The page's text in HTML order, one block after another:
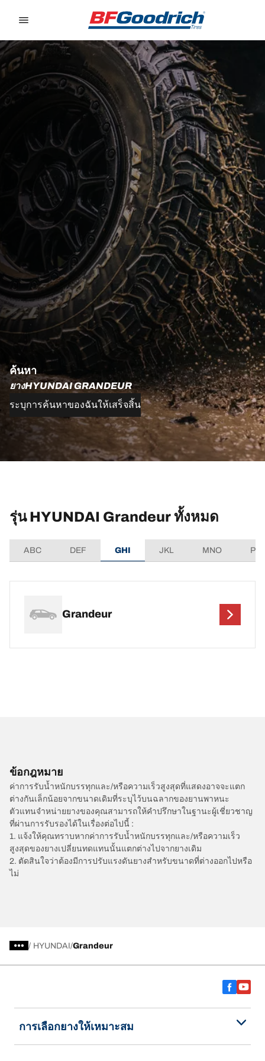
ค้นหา
ยางHYUNDAI GRANDEUR
ระบุการค้นหาของฉันให้เสร็จสิ้น
รุ่น HYUNDAI Grandeur ทั้งหมด
ABC DEF GHI JKL MNO
Grandeur
ข้อกฎหมาย
ค่าการรับน้ำหนักบรรทุกและ/หรือความเร็วสูงสุดที่แสดงอาจจะแตก
ต่างกันเล็กน้อยจากขนาดเดิมที่ระบุไว้บนฉลากของยานพาหนะ
ตัวแทนจำหน่ายยางของคุณสามารถให้คำปรึกษาในฐานะผู้เชี่ยวชาญ
ที่ผ่านการรับรองได้ในเรื่องต่อไปนี้ :
1. แจ้งให้คุณทราบหากค่าการรับน้ำหนักบรรทุกและ/หรือความเร็ว
สูงสุดของยางเปลี่ยนทดแทนนั้นแตกต่างไปจากยางเดิม
2. ตัดสินใจว่าต้องมีการปรับแรงดันยางสำหรับขนาดที่ต่างออกไปหรือ
ไม่
/ HYUNDAI Grandeur
การเลือกยางให้เหมาะสม